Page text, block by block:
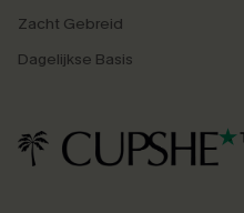
Zacht Gebreid
Dagelijkse Basis